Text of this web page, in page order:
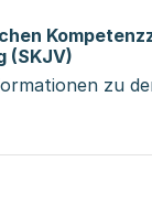
(SKJV)
zu